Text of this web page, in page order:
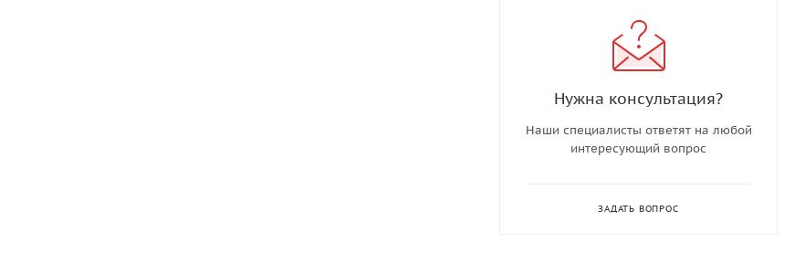
Нужна консультация?
Наши специалисты ответят на любой
интересующий вопрос
ЗАДАТЬ ВОПРОС